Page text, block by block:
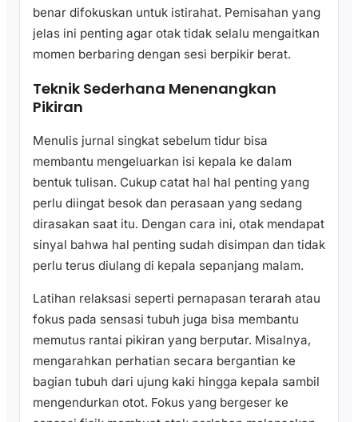
benar difokuskan untuk istirahat. Pemisahan yang
jelas ini penting agar otak tidak selalu mengaitkan
momen berbaring dengan sesi berpikir berat.
Teknik Sederhana Menenangkan
Pikiran
Menulis jurnal singkat sebelum tidur bisa
membantu mengeluarkan isi kepala ke dalam
bentuk tulisan. Cukup catat hal hal penting yang
perlu diingat besok dan perasaan yang sedang
dirasakan saat itu. Dengan cara ini, otak mendapat
sinyal bahwa hal penting sudah disimpan dan tidak
perlu terus diulang di kepala sepanjang malam.
Latihan relaksasi seperti pernapasan terarah atau
fokus pada sensasi tubuh juga bisa membantu
memutus rantai pikiran yang berputar. Misalnya,
mengarahkan perhatian secara bergantian ke
bagian tubuh dari ujung kaki hingga kepala sambil
mengendurkan otot. Fokus yang bergeser ke